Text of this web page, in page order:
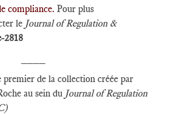
compliance. Pour plus
le Journal of Regulation &
2818
premier de la collection créée par
au sein du Journal of Regulation